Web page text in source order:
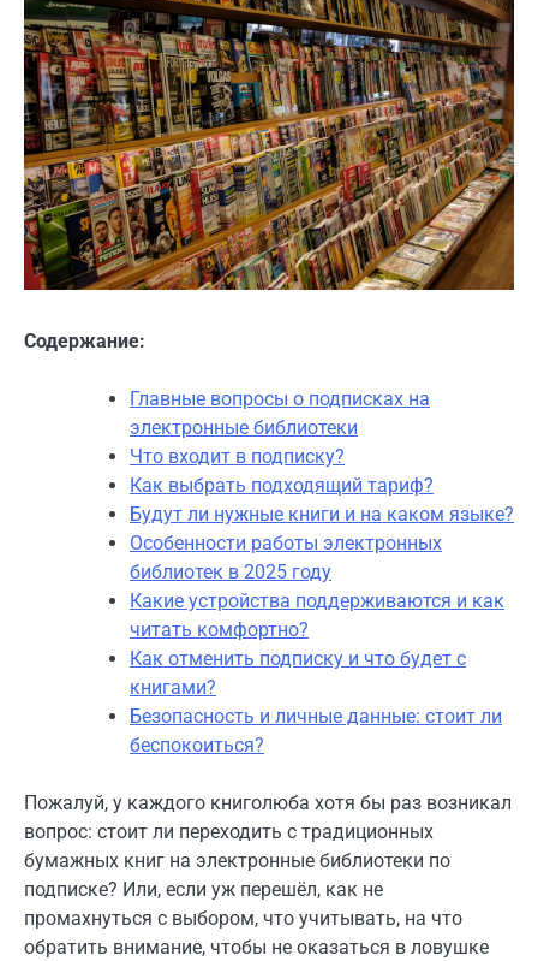
Содержание:
Главные вопросы о подписках на
электронные библиотеки
Что входит в подписку?
Как выбрать подходящий тариф?
Будут ли нужные книги и на каком языке?
Особенности работы электронных
библиотек в 2025 году
Какие устройства поддерживаются и как
читать комфортно?
Как отменить подписку и что будет с
книгами?
Безопасность и личные данные: стоит ли
беспокоиться?
Пожалуй, у каждого книголюба хотя бы раз возникал
вопрос: стоит ли переходить с традиционных
бумажных книг на электронные библиотеки по
подписке? Или, если уж перешёл, как не
промахнуться с выбором, что учитывать, на что
обратить внимание, чтобы не оказаться в ловушке